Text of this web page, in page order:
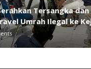
Tersangka
Umrah Ilegal ke